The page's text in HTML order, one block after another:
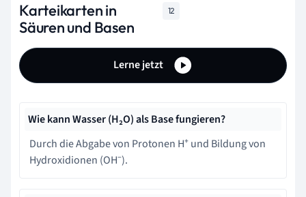
Karteikarten in
Säuren und Basen
12
Lerne jetzt
Wie kann Wasser (H₂O) als Base fungieren?
Durch die Abgabe von Protonen H⁺ und Bildung von
Hydroxidionen (OH⁻).